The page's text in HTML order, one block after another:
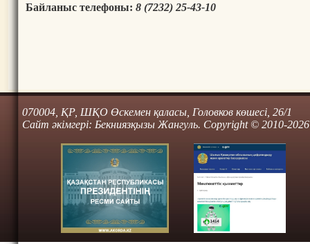
Байланыс телефоны: 8 (7232) 25-43-10
070004, ҚР, ШҚО Өскемен қаласы, Головков көшесі, 26/1
Сайт әкімгері: Бекниязқызы Жангуль. Copyright © 2010-2026